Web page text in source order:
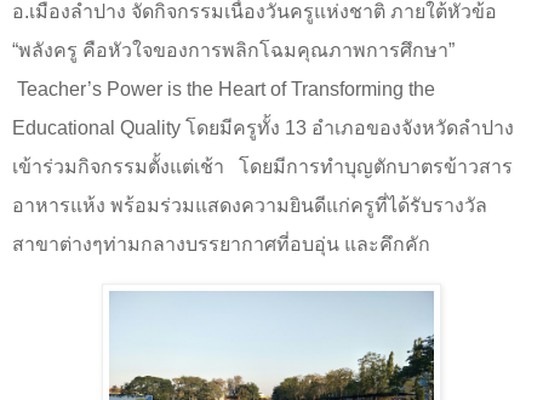
อ.เมืองลำปาง จัดกิจกรรมเนื่องวันครูแห่งชาติ ภายใต้หัวข้อ
“พลังครู คือหัวใจของการพลิกโฉมคุณภาพการศึกษา”
Teacher’s Power is the Heart of Transforming the
Educational Quality โดยมีครูทั้ง 13 อำเภอของจังหวัดลำปาง
เข้าร่วมกิจกรรมตั้งแต่เช้า
โดยมีการทำบุญตักบาตรข้าวสาร
อาหารแห้ง พร้อมร่วมแสดงความยินดีแก่ครูที่ได้รับรางวัล
สาขาต่างๆท่ามกลางบรรยากาศที่อบอุ่น และคึกคัก